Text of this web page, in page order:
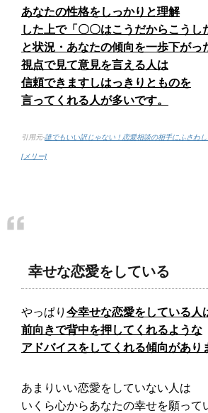
あなたの性格をしっかりと理解
した上で「〇〇はこうだからこうし
と状況・あなたの傾向を一歩下がっ
視点で見て意見を言える人は
信頼できますしはっきりとものを
言ってくれる人が多いです。
引用元-誰でもいい訳じゃない！恋愛相談の相手にふさわ
[メリー]
幸せな恋愛をしている
やっぱり 今幸せな恋愛をしている人
前向きで背中を押してくれるような
アドバイスをしてくれる傾向があり
あまりいい恋愛をしていない人は
いくら心からあなたの幸せを願って